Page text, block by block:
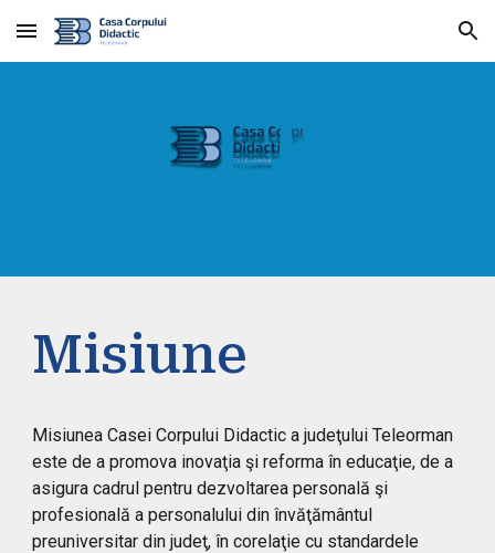
Skip to main content Skip to navigation
Misiune
Misiunea Casei Corpului Didactic a judeţului Teleorman
este de a promova inovaţia şi reforma în educaţie, de a
asigura cadrul pentru dezvoltarea personală şi
profesională a personalului din învăţământul
preuniversitar din judeţ, în corelaţie cu standardele